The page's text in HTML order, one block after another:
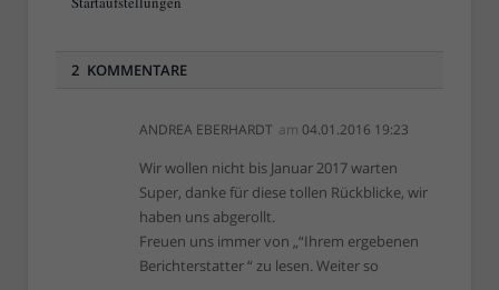
2 KOMMENTARE
ANDREA EBERHARDT am 04.01.2016 19:23
Wir wollen nicht bis Januar 2017 warten
Super, danke für diese tollen Rückblicke, wir
haben uns abgerollt.
Freuen uns immer von „“Ihrem ergebenen
Berichterstatter “ zu lesen. Weiter so